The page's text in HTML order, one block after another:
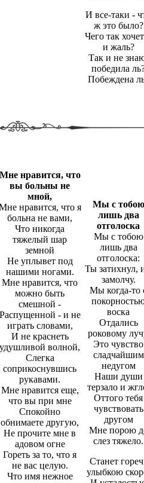
И все-таки -
ж это было?
Чего так
и жаль?
Так и не
победила
Побеждена
Мне нравится, что
вы больны не
мной,
нравится, что я
больна не вами,
Что никогда
тяжелый шар
земной
Не уплывет под
нашими ногами.
Мне нравится, что
можно быть
смешной -
Распущенной - и не
играть словами,
И не краснеть
удушливой волной,
Слегка
соприкоснувшись
рукавами.
Мне нравится еще,
что вы при мне
Спокойно
обнимаете другую,
Не прочите мне в
адовом огне
Гореть за то, что я
не вас целую.
Что имя нежное
Мы с тобою
лишь два
отголоска
Мы с тобою
лишь два
отголоска:
Ты затихнул,
замолчу.
Мы когда-то
воска
Отдались
роковому
Это чувство
сладчайшим
недугом
Наши души
терзало и
Оттого тебя
чувствовать
другом
Мне порою
слез тяжело.
Станет
улыбкою